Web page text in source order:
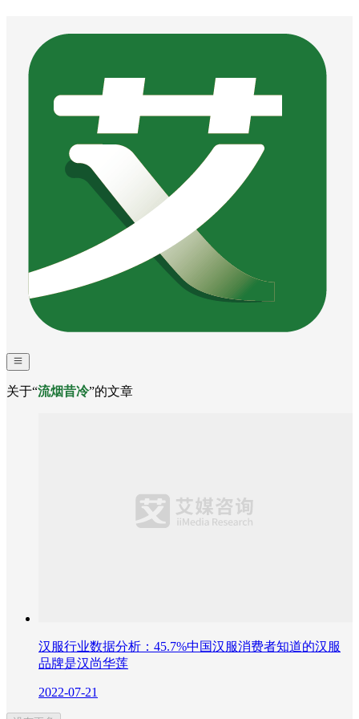
关于“流烟昔冷”的文章
汉服行业数据分析：45.7%中国汉服消费者知道的汉服
品牌是汉尚华莲
2022-07-21